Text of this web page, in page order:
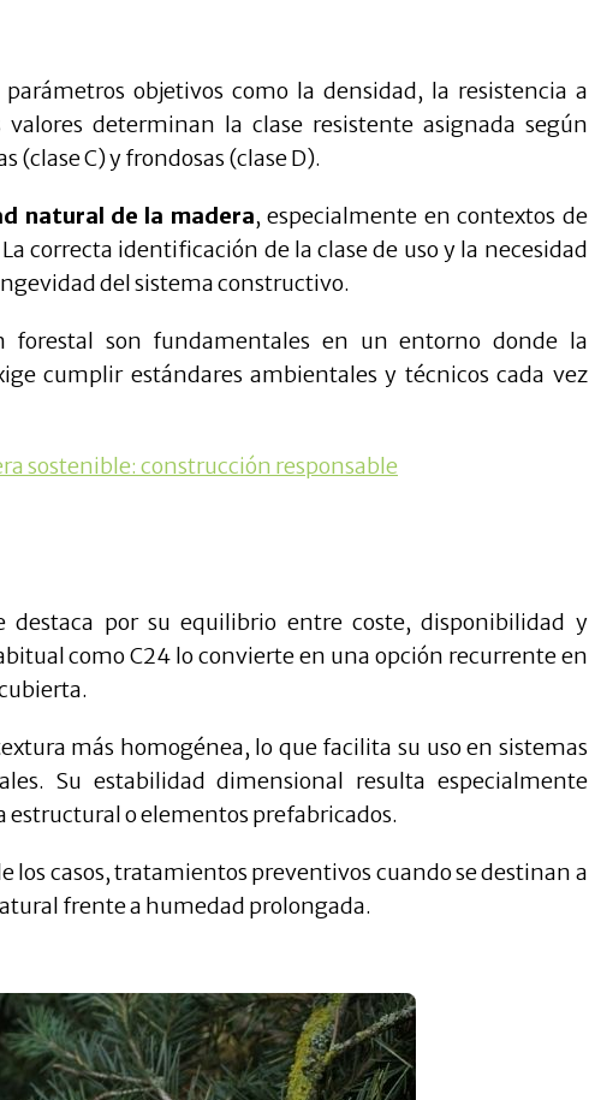
objetivos como la densidad, la resistencia a
determinan la clase resistente asignada según
C) y frondosas (clase D).
natural de la madera, especialmente en contextos de
correcta identificación de la clase de uso y la necesidad
del sistema constructivo.
forestal son fundamentales en un entorno donde la
cumplir estándares ambientales y técnicos cada vez
sostenible: construcción responsable
por su equilibrio entre coste, disponibilidad y
como C24 lo convierte en una opción recurrente en
más homogénea, lo que facilita su uso en sistemas
Su estabilidad dimensional resulta especialmente
o elementos prefabricados.
los casos, tratamientos preventivos cuando se destinan a
frente a humedad prolongada.